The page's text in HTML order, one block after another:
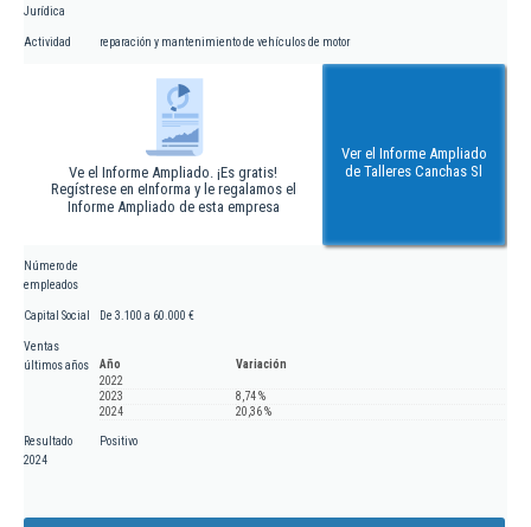
Jurídica
Actividad reparación y mantenimiento de vehículos de motor
Ve el Informe Ampliado. ¡Es gratis!
Regístrese en eInforma y le regalamos el
Informe Ampliado de esta empresa
Ver el Informe Ampliado
de Talleres Canchas Sl
Número de
empleados
Capital Social De 3.100 a 60.000 €
Ventas
últimos años
Año
Variación
2022
2023
8,74 %
2024
20,36 %
Resultado
2024
Positivo